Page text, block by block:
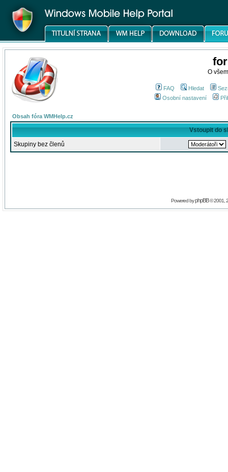
O
FAQ Hledat
Osobní nastavení
Obsah fóra WMHelp.cz
Vstoupit do
Skupiny bez členů
Powered byphpBB© 2001,